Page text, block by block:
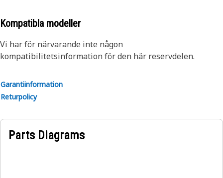
Kompatibla modeller
Vi har för närvarande inte någon
kompatibilitetsinformation för den här reservdelen.
Garantiinformation
Returpolicy
Parts Diagrams